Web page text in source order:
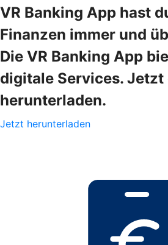
VR Banking App hast
Finanzen immer und
Die VR Banking App
digitale Services. Jetzt
herunterladen.
Jetzt herunterladen